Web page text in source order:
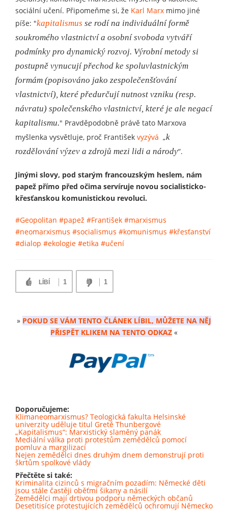
sociální učení. Připomeňme si, že Karl Marx mimo jiné
píše: "kapitalismus se rodí na individuální formě
soukromého vlastnictví a osobní svoboda vytváří
podmínky pro dynamický rozvoj. Výrobní metody si
postupně vynucují přechod ke spoluvlastnickým
formám (popisováno jako zespolečenšťování
vlastnictví), které předurčují nutnost vzniku (resp.
návratu) společenského vlastnictví, které je ale negací
kapitalismu." Pravděpodobně právě tato Marxova
myšlenka vysvětluje, proč František vyzývá „k
rozdělování výzev a zdrojů mezi lidi a národy“.
Jinými slovy, pod starým francouzským heslem, nám
papež přímo před očima servíruje novou socialisticko-
křesťanskou komunistickou revoluci.
#Geopolitan #papež #František #marxismus
#neomarxismus #socialismus #komunismus #křesťanství
#dialop #ekologie #etika #učení
LÍBÍ 1 1
» POKUD SE VÁM TENTO ČLÁNEK LÍBIL, MŮŽETE NA NĚJ
PŘISPĚT KLIKEM NA TENTO ODKAZ «
Doporučujeme:
Klimaneomarxismus? Teologická fakulta Helsinské
univerzity uděluje titul Gretě Thunbergové
„Kapitalismus“: Marxistický slaměný panák
Mediální válka proti protestům zemědělců pomocí
pomluv a margilizací
Nejen zemědělci dnes druhým dnem demonstrují proti
škrtům spolkové vlády
Přečtěte si také:
Kriminalita cizinců s migračním pozadím: Německé děti
jsou stále častěji oběťmi šikany a násilí
Zemědělci mají drtivou podporu německých občanů
Desetitisíce protestujících zemědělců ochromují Německo